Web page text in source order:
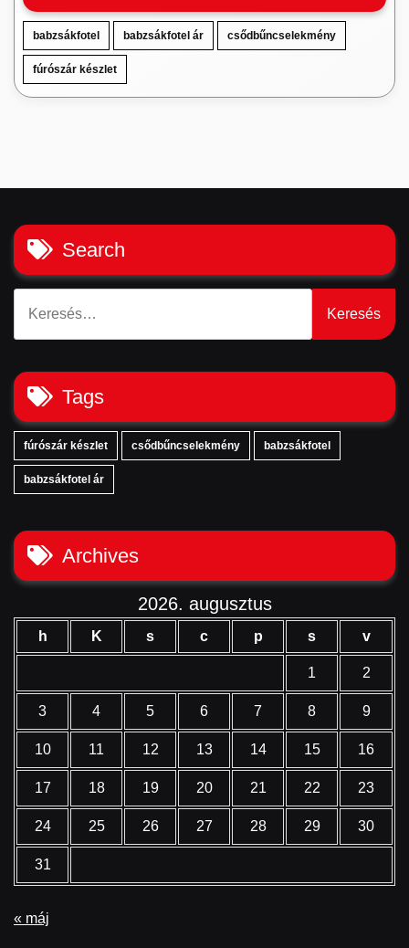
babzsákfotel babzsákfotel ár csődbűncselekmény
fúrószár készlet
Search
Tags
fúrószár készlet csődbűncselekmény babzsákfotel
babzsákfotel ár
Archives
2026. augusztus
h K s c p s v
1 2
3 4 5 6 7 8 9
10 11 12 13 14 15 16
17 18 19 20 21 22 23
24 25 26 27 28 29 30
31
« máj